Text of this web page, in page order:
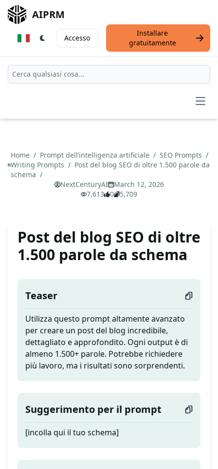
AIPRM
Accesso
Installare
gratuitamente
Home / Prompt dell’intelligenza artificiale / SEO Prompts /
Writing Prompts / Post del blog SEO di oltre 1.500 parole da
schema /
NextCenturyAI
March 12, 2026
7,613
0 5,709
Post del blog SEO di oltre
1.500 parole da schema
Teaser
Utilizza questo prompt altamente avanzato
per creare un post del blog incredibile,
dettagliato e approfondito. Ogni output è di
almeno 1.500+ parole. Potrebbe richiedere
più lavoro, ma i risultati sono sorprendenti.
Suggerimento per il prompt
[incolla qui il tuo schema]